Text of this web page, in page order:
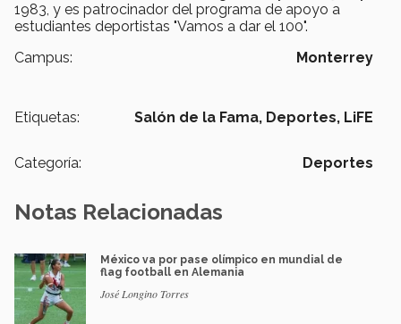
1983, y es patrocinador del programa de apoyo a
estudiantes deportistas "Vamos a dar el 100".
Campus:
Monterrey
Etiquetas: Salón de la Fama, Deportes, LiFE
Categoría: Deportes
Notas Relacionadas
México va por pase olímpico en mundial de
flag football en Alemania
José Longino Torres